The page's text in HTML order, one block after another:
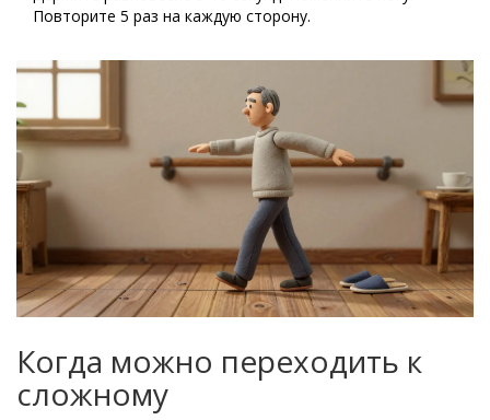
Повторите 5 раз на каждую сторону.
Когда можно переходить к
сложному